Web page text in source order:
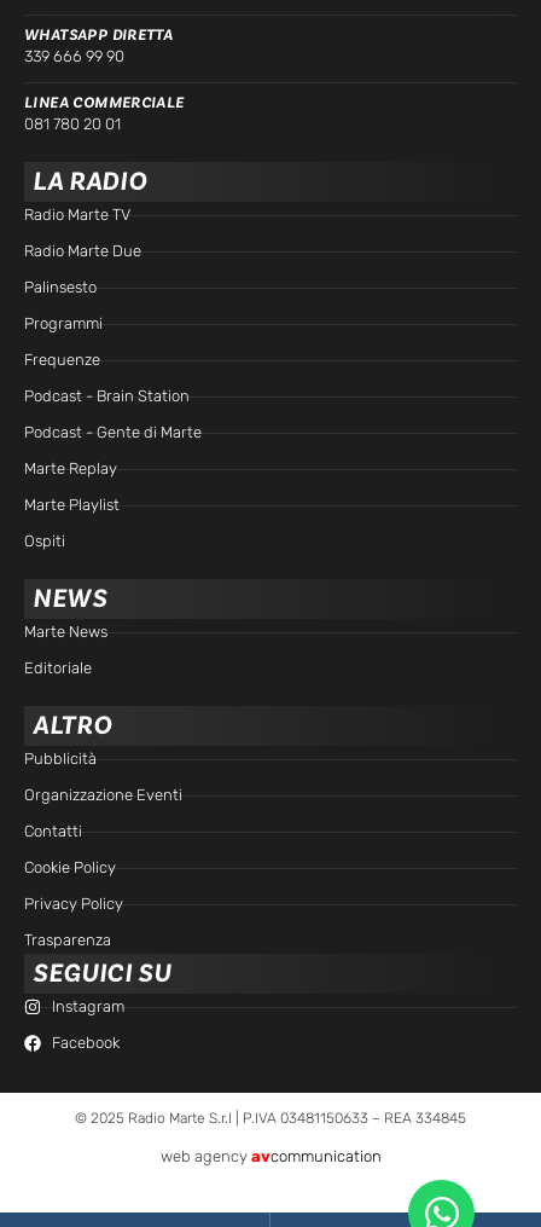
WHATSAPP DIRETTA
339 666 99 90
LINEA COMMERCIALE
081 780 20 01
LA RADIO
Radio Marte TV
Radio Marte Due
Palinsesto
Programmi
Frequenze
Podcast - Brain Station
Podcast - Gente di Marte
Marte Replay
Marte Playlist
Ospiti
NEWS
Marte News
Editoriale
ALTRO
Pubblicità
Organizzazione Eventi
Contatti
Cookie Policy
Privacy Policy
Trasparenza
SEGUICI SU
Instagram
Facebook
© 2025 Radio Marte S.r.l | P.IVA 03481150633 – REA 334845
web agency avcommunication